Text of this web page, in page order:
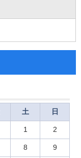
土 日
1 2
8 9